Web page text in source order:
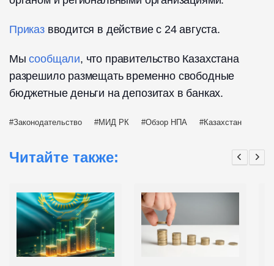
Приказвводится в действие с 24 августа.
Мысообщали, что правительство Казахстана
разрешило размещать временно свободные
бюджетные деньги на депозитах в банках.
Законодательство МИД РК Обзор НПА Казахстан
Читайте также: